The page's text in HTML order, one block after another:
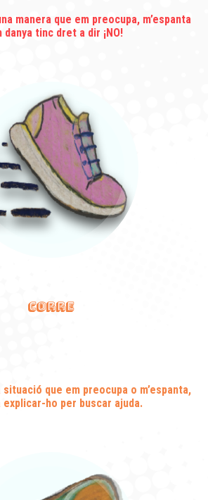
manera que em preocupa, m’espanta
danya tinc dret a dir ¡NO!
CORRE
que em preocupa o m’espanta,
explicar-ho per buscar ajuda.